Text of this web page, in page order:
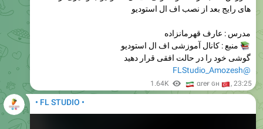
های رایج بعد از نصب اف ال استودیو
مدرس : عارف قهرمانزاده
منبع : کانال آموزشی اف ال استودیو
گوشی خود را در حالت افقی قرار دهید
@FLStudio_Amozesh
1.64K αreғ ɢн , 23:25
• FL STUDIO •